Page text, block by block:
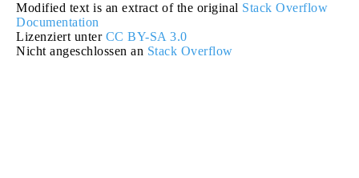
Modified text is an extract of the original Stack Overflow
Documentation
Lizenziert unter CC BY-SA 3.0
Nicht angeschlossen an Stack Overflow